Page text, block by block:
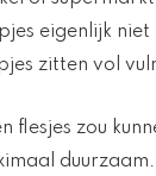
eigenlijk
zitten vol
flesjes zou
duurzaam.